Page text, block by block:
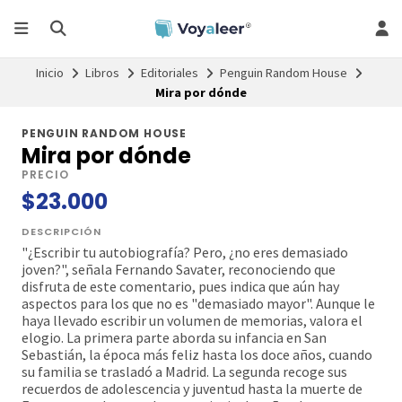
Inicio Libros Editoriales
Penguin Random House
Mira por dónde
PENGUIN RANDOM HOUSE
Mira por dónde
PRECIO
$23.000
DESCRIPCIÓN
"¿Escribir tu autobiografía? Pero, ¿no eres demasiado
joven?", señala Fernando Savater, reconociendo que
disfruta de este comentario, pues indica que aún hay
aspectos para los que no es "demasiado mayor". Aunque le
haya llevado escribir un volumen de memorias, valora el
elogio. La primera parte aborda su infancia en San
Sebastián, la época más feliz hasta los doce años, cuando
su familia se trasladó a Madrid. La segunda recoge sus
recuerdos de adolescencia y juventud hasta la muerte de